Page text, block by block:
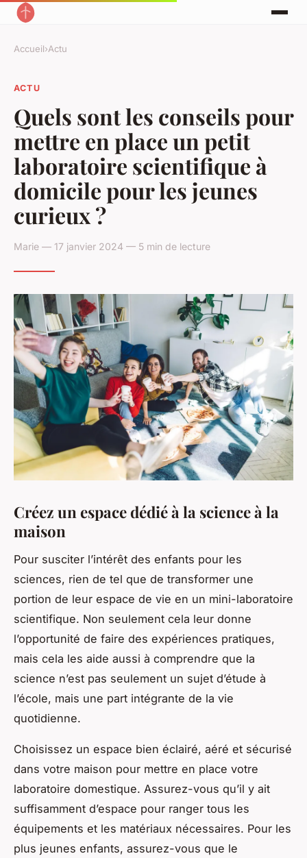
Accueil›Actu
ACTU
Quels sont les conseils pour
mettre en place un petit
laboratoire scientifique à
domicile pour les jeunes
curieux ?
Marie — 17 janvier 2024 — 5 min de lecture
Créez un espace dédié à la science à la
maison
Pour susciter l’intérêt des enfants pour les
sciences, rien de tel que de transformer une
portion de leur espace de vie en un mini-laboratoire
scientifique. Non seulement cela leur donne
l’opportunité de faire des expériences pratiques,
mais cela les aide aussi à comprendre que la
science n’est pas seulement un sujet d’étude à
l’école, mais une part intégrante de la vie
quotidienne.
Choisissez un espace bien éclairé, aéré et sécurisé
dans votre maison pour mettre en place votre
laboratoire domestique. Assurez-vous qu’il y ait
suffisamment d’espace pour ranger tous les
équipements et les matériaux nécessaires. Pour les
plus jeunes enfants, assurez-vous que le